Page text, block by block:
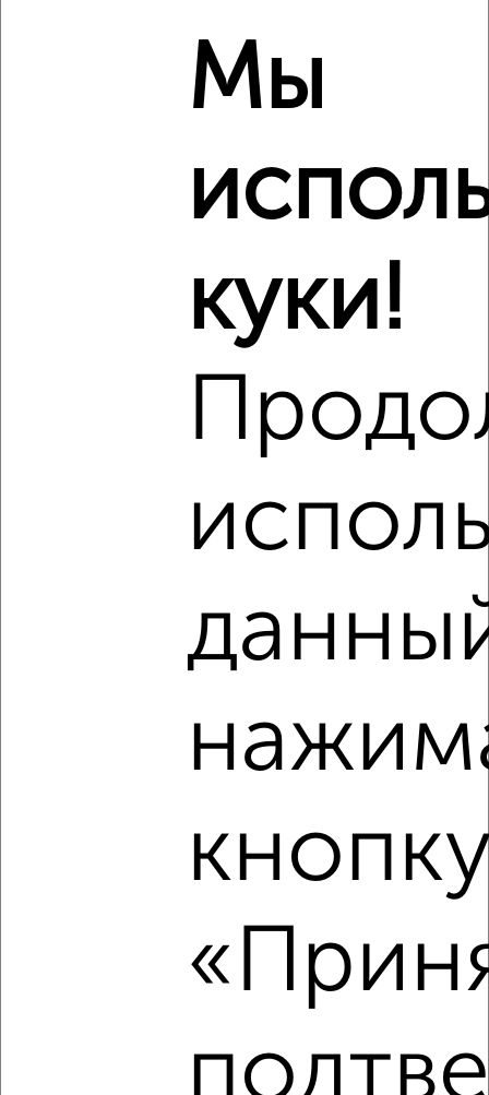
/12
Паркинг ЖК Город-парк Новые Горки
Мы
куки!